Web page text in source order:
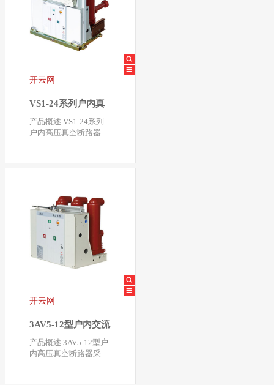
开云网
VS1-24系列户内真
产品概述 VS1-24系列
户内高压真空断路器是
开云网
3AV5-12型户内交流
产品概述 3AV5-12型户
内高压真空断路器采用